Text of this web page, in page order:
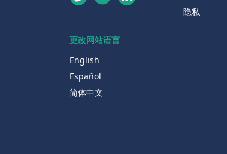
更改网站语言
English
Español
简体中文
隐私